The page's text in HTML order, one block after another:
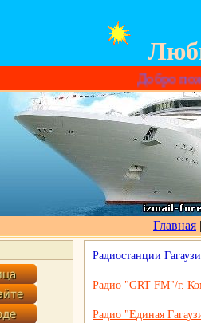
Добро
Главная
Радиостанции
Радио "GRT FM"/г.
Радио "Единая